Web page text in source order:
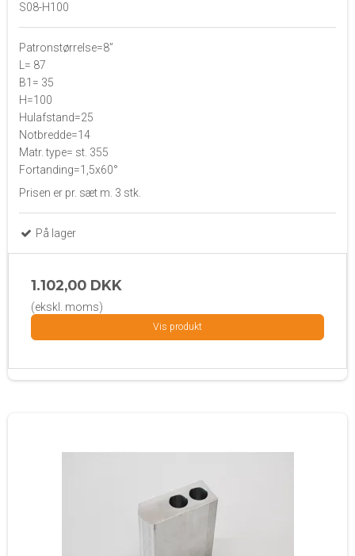
S08-H100
Patronstørrelse=8”
L= 87
B1= 35
H=100
Hulafstand=25
Notbredde=14
Matr. type= st. 355
Fortanding=1,5x60°
Prisen er pr. sæt m. 3 stk.
På lager
1.102,00 DKK
(ekskl. moms)
Vis produkt